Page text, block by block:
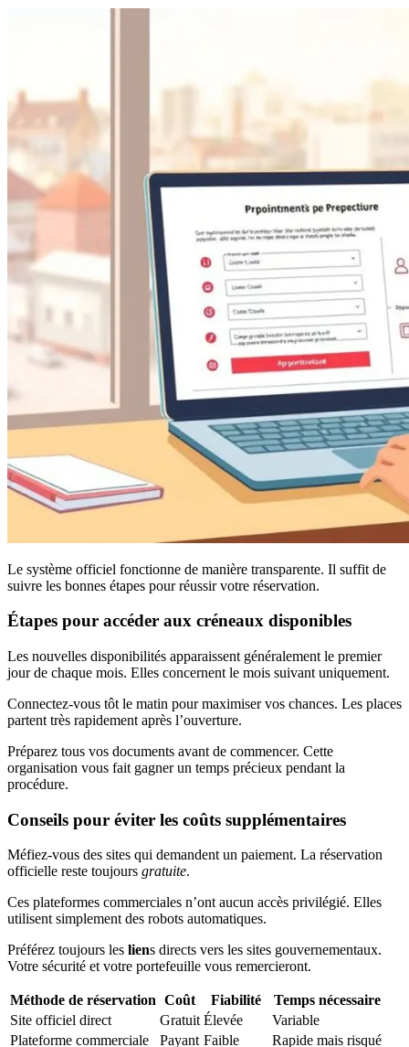
Le système officiel fonctionne de manière transparente. Il suffit de
suivre les bonnes étapes pour réussir votre réservation.
Étapes pour accéder aux créneaux disponibles
Les nouvelles disponibilités apparaissent généralement le premier
jour de chaque mois. Elles concernent le mois suivant uniquement.
Connectez-vous tôt le matin pour maximiser vos chances. Les places
partent très rapidement après l’ouverture.
Préparez tous vos documents avant de commencer. Cette
organisation vous fait gagner un temps précieux pendant la
procédure.
Conseils pour éviter les coûts supplémentaires
Méfiez-vous des sites qui demandent un paiement. La réservation
officielle reste toujours gratuite.
Ces plateformes commerciales n’ont aucun accès privilégié. Elles
utilisent simplement des robots automatiques.
Préférez toujours les liens directs vers les sites gouvernementaux.
Votre sécurité et votre portefeuille vous remercieront.
Méthode de réservation Coût Fiabilité
Temps nécessaire
Site officiel direct
Gratuit Élevée
Variable
Plateforme commerciale
Payant Faible Rapide mais risqué